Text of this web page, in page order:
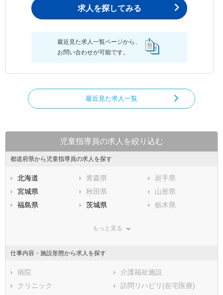
求人を探してみる
最近見た求人一覧ページから、
お問い合わせが可能です。
最近見た求人一覧
児童指導員の求人を絞り込む
都道府県から児童指導員の求人を探す
北海道 青森県
岩手県
宮城県
秋田県
山形県
福島県
茨城県
栃木県
神奈川県
石川県
福井県
静岡県
三重県
滋賀県
大阪府
もっと見る
仕事内容・施設形態から求人を探す
病院
介護福祉施設
クリニック
訪問リハビリ(在宅医療)